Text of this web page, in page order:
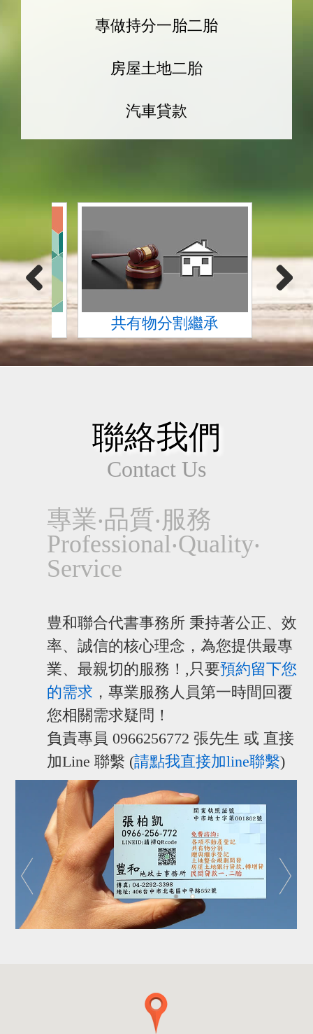
專做持分一胎二胎
房屋土地二胎
汽車貸款
二胎 共有物分割繼承 土
Previous Next
聯絡我們
Contact Us
專業‧品質‧服務
Professional‧Quality‧
Service
豊和聯合代書事務所 秉持著公正、效
率、誠信的核心理念，為您提供最專
業、最親切的服務！,只要預約留下您
的需求 ，專業服務人員第一時間回覆
您相關需求疑問！
負責專員 0966256772 張先生 或 直接
加Line 聯繫 (請點我直接加line聯繫)